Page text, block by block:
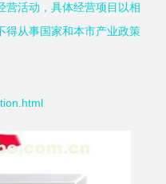
营活动，具体经营项目以相
得从事国家和本市产业政策